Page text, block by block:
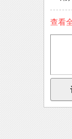
查看